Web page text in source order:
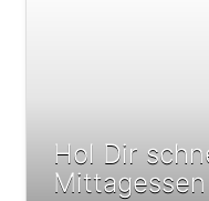
Hol Dir